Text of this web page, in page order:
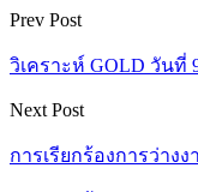
Prev Post
วิเคราะห์ GOLD วันที่
Next Post
การเรียกร้องการว่าง